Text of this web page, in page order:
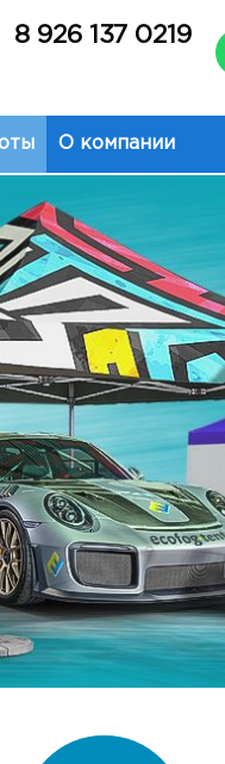
8 926 137 0219
О компании